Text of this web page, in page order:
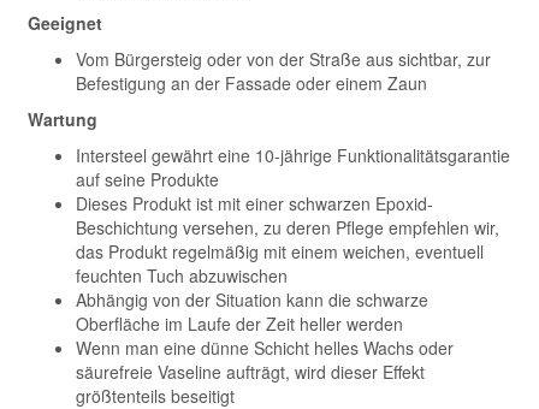
Geeignet
Vom Bürgersteig oder von der Straße aus sichtbar, zur
Befestigung an der Fassade oder einem Zaun
Wartung
Intersteel gewährt eine 10-jährige Funktionalitätsgarantie
auf seine Produkte
Dieses Produkt ist mit einer schwarzen Epoxid-
Beschichtung versehen, zu deren Pflege empfehlen wir,
das Produkt regelmäßig mit einem weichen, eventuell
feuchten Tuch abzuwischen
Abhängig von der Situation kann die schwarze
Oberfläche im Laufe der Zeit heller werden
Wenn man eine dünne Schicht helles Wachs oder
säurefreie Vaseline aufträgt, wird dieser Effekt
größtenteils beseitigt